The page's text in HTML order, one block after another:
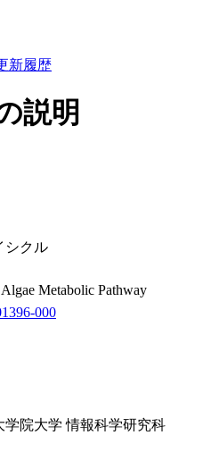
新履歴
説明
クル
Metabolic Pathway
000
院大学 情報科学研究科